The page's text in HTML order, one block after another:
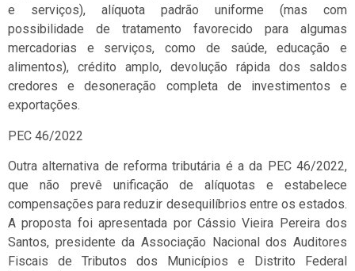
e serviços), alíquota padrão uniforme (mas com
possibilidade de tratamento favorecido para algumas
mercadorias e serviços, como de saúde, educação e
alimentos), crédito amplo, devolução rápida dos saldos
credores e desoneração completa de investimentos e
exportações.
PEC 46/2022
Outra alternativa de reforma tributária é a da PEC 46/2022,
que não prevê unificação de alíquotas e estabelece
compensações para reduzir desequilíbrios entre os estados.
A proposta foi apresentada por Cássio Vieira Pereira dos
Santos, presidente da Associação Nacional dos Auditores
Fiscais de Tributos dos Municípios e Distrito Federal